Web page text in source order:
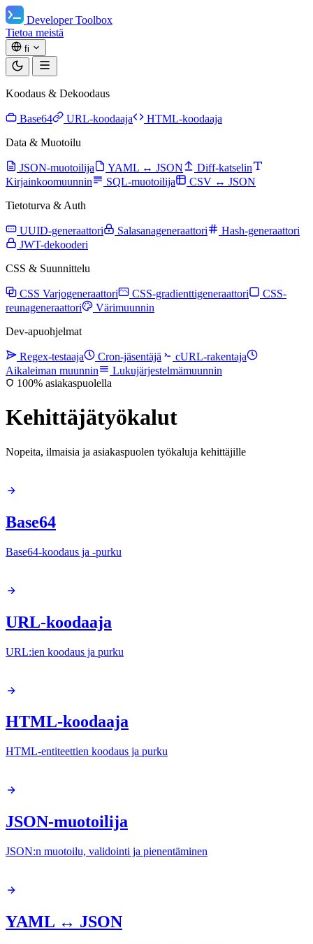
Developer Toolbox
Tietoa meistä
fi
Koodaus & Dekoodaus
Base64 URL-koodaaja
HTML-koodaaja
Data & Muotoilu
JSON-muotoilija YAML ↔ JSON
Diff-katselin
Kirjainkoomuunnin
SQL-muotoilija
CSV ↔ JSON
Tietoturva & Auth
UUID-generaattori Salasanageneraattori
Hash-generaattori
JWT-dekooderi
CSS & Suunnittelu
CSS Varjogeneraattori CSS-gradienttigeneraattori
CSS-
reunageneraattori
Värimuunnin
Dev-apuohjelmat
Regex-testaaja Cron-jäsentäjä
cURL-rakentaja
Aikaleiman muunnin
Lukujärjestelmämuunnin
100% asiakaspuolella
Kehittäjätyökalut
Nopeita, ilmaisia ja asiakaspuolen työkaluja kehittäjille
Base64
Base64-koodaus ja -purku
URL-koodaaja
URL:ien koodaus ja purku
HTML-koodaaja
HTML-entiteettien koodaus ja purku
JSON-muotoilija
JSON:n muotoilu, validointi ja pienentäminen
YAML ↔ JSON